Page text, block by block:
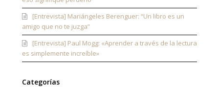
[Entrevista] Mariángeles Berenguer: “Un libro es un
amigo que no te juzga”
[Entrevista] Paul Mogg: «Aprender a través de la lectura
es simplemente increíble»
Categorías